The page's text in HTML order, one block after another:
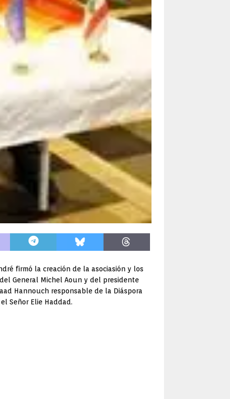
firmó la creación de la asociasión y los
General Michel Aoun y del presidente
Hannouch responsable de la Diáspora
Señor Elie Haddad.